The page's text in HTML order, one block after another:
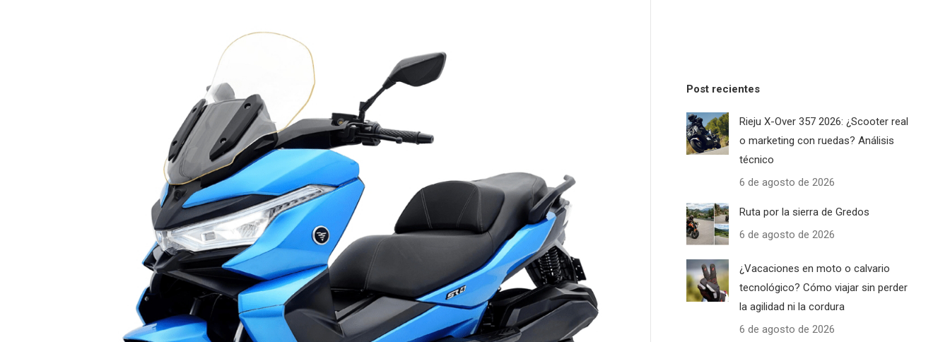
Post recientes
Rieju X-Over 357 2026: ¿Scooter real
o marketing con ruedas? Análisis
técnico
6 de agosto de 2026
Ruta por la sierra de Gredos
6 de agosto de 2026
¿Vacaciones en moto o calvario
tecnológico? Cómo viajar sin perder
la agilidad ni la cordura
6 de agosto de 2026